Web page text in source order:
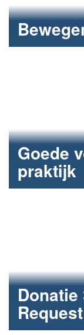
Spinnen en
Goede
praktijk
Lunchlezing
Donatie
Request
€ 3.000 voor